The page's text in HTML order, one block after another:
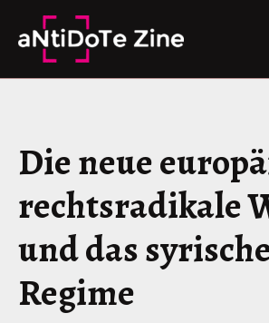
content
Die neue
rechtsradikale
und das
Regime